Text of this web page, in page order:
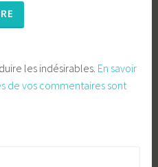
les indésirables. En savoir
de vos commentaires sont